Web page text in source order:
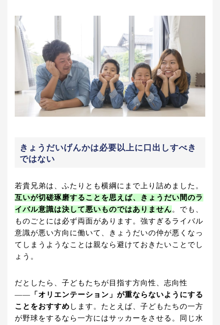
きょうだいげんかは必要以上に口出しすべき
ではない
若貴兄弟は、ふたりとも横綱にまで上り詰めました。
互いが切磋琢磨することを思えば、きょうだい間のラ
イバル意識は決して悪いものではありません。でも、
ものごとには必ず両面があります。強すぎるライバル
意識が悪い方向に働いて、きょうだいの仲が悪くなっ
てしまうようなことは親なら避けておきたいことでし
ょう。
だとしたら、子どもたちが目指す方向性、志向性
―― 「オリエンテーション」が重ならないようにする
ことをおすすめ します。たとえば、子どもたちの一方
が野球をするなら一方にはサッカーをさせる。同じ水